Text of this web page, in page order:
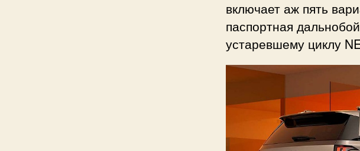
включает аж пять
паспортная
устаревшему циклу